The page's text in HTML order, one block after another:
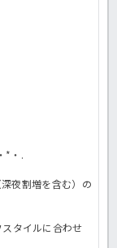
*・.
夜割増を含む）の
タイルに合わせ